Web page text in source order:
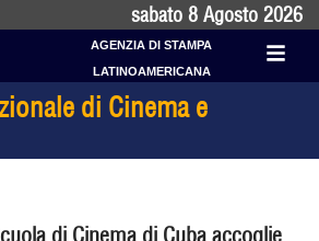
sabato 8 Agosto 2026
AGENZIA DI STAMPA
LATINOAMERICANA
di Cinema e
di Cinema di Cuba accoglie